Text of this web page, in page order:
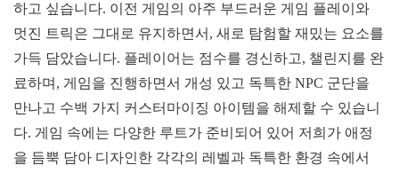
하고 싶습니다. 이전 게임의 아주 부드러운 게임 플레이와
멋진 트릭은 그대로 유지하면서, 새로 탐험할 재밌는 요소를
가득 담았습니다. 플레이어는 점수를 경신하고, 챌린지를 완
료하며, 게임을 진행하면서 개성 있고 독특한 NPC 군단을
만나고 수백 가지 커스터마이징 아이템을 해제할 수 있습니
다. 게임 속에는 다양한 루트가 준비되어 있어 저희가 애정
을 듬뿍 담아 디자인한 각각의 레벨과 독특한 환경 속에서